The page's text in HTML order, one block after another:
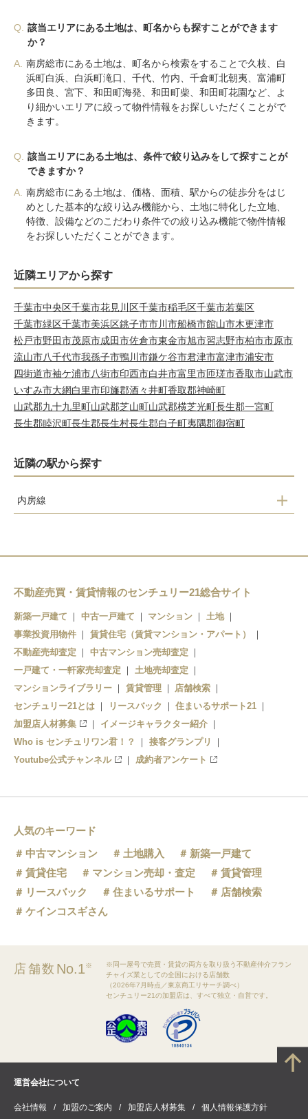
Q.
該当エリアにある土地は、町名からも探すことができます
か？
A. 南房総市にある土地は、町名から検索をすることで久枝、白
浜町白浜、白浜町滝口、千代、竹内、千倉町北朝夷、富浦町
多田良、宮下、和田町海発、和田町柴、和田町花園など、よ
り細かいエリアに絞って物件情報をお探しいただくことがで
きます。
Q.
該当エリアにある土地は、条件で絞り込みをして探すことが
できますか？
A. 南房総市にある土地は、価格、面積、駅からの徒歩分をはじ
めとした基本的な絞り込み機能から、土地に特化した立地、
特徴、設備などのこだわり条件での絞り込み機能で物件情報
をお探しいただくことができます。
近隣エリアから探す
千葉市中央区千葉市花見川区千葉市稲毛区千葉市若葉区
千葉市緑区千葉市美浜区銚子市市川市船橋市館山市木更津市
松戸市野田市茂原市成田市佐倉市東金市旭市習志野市柏市市原市
流山市八千代市我孫子市鴨川市鎌ケ谷市君津市富津市浦安市
四街道市袖ケ浦市八街市印西市白井市富里市匝瑳市香取市山武市
いすみ市大網白里市印旛郡酒々井町香取郡神崎町
山武郡九十九里町山武郡芝山町山武郡横芝光町長生郡一宮町
長生郡睦沢町長生郡長生村長生郡白子町夷隅郡御宿町
近隣の駅から探す
内房線
富浦駅
千倉駅
千歳駅
南三原駅
和田浦駅
不動産売買・賃貸情報のセンチュリー21総合サイト
新築一戸建て 中古一戸建て マンション
土地
事業投資用物件
賃貸住宅（賃貸マンション・アパート）
不動産売却査定
中古マンション売却査定
一戸建て・一軒家売却査定
土地売却査定
マンションライブラリー
賃貸管理
店舗検索
センチュリー21とは
リースバック
住まいるサポート21
加盟店人材募集
イメージキャラクター紹介
Who is センチュリワン君！？
接客グランプリ
Youtube公式チャンネル
成約者アンケート
人気のキーワード
中古マンション
土地購入
新築一戸建て
賃貸住宅
マンション売却・査定
賃貸管理
リースバック
住まいるサポート
店舗検索
ケインコスギさん
店舗数 No.1※
※同一屋号で売買・賃貸の両方を取り扱う不動産仲介フラン
チャイズ業としての全国における店舗数
（2026年7月時点／東京商工リサーチ調べ）
センチュリー21の加盟店は、すべて独立・自営です。
運営会社について
会社情報 加盟のご案内 加盟店人材募集 個人情報保護方針